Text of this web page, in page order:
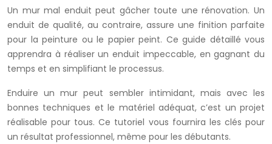
Un mur mal enduit peut gâcher toute une rénovation. Un
enduit de qualité, au contraire, assure une finition parfaite
pour la peinture ou le papier peint. Ce guide détaillé vous
apprendra à réaliser un enduit impeccable, en gagnant du
temps et en simplifiant le processus.
Enduire un mur peut sembler intimidant, mais avec les
bonnes techniques et le matériel adéquat, c’est un projet
réalisable pour tous. Ce tutoriel vous fournira les clés pour
un résultat professionnel, même pour les débutants.